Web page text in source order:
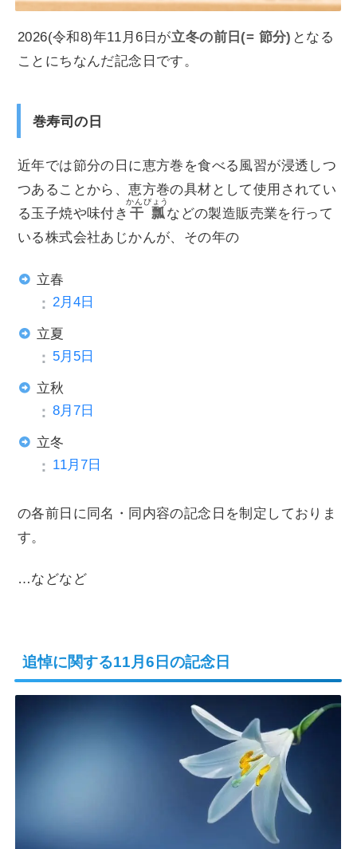
2026(令和8)年11月6日が立冬の前日(= 節分) となる
ことにちなんだ記念日です。
巻寿司の日
近年では節分の日に恵方巻を食べる風習が浸透しつ
つあることから、恵方巻の具材として使用されてい
る玉子焼や味付き 干瓢
かんぴょう
などの製造販売業を行って
いる株式会社あじかんが、その年の
立春
2月4日
立夏
5月5日
立秋
8月7日
立冬
11月7日
の各前日に同名・同内容の記念日を制定しておりま
す。
…などなど
追悼に関する11月6日の記念日